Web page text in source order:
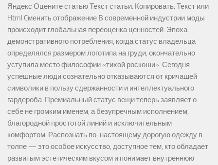
Яндекс Оцените статью Текст статьи: Копировать: Текст или
Html Cменить отображение В современной индустрии моды
происходит глобальная переоценка ценностей. Эпоха
демонстративного потребления, когда статус владельца
определялся размером логотипа на груди, окончательно
уступила место философии «тихой роскоши». Сегодня
успешные люди сознательно отказываются от кричащей
символики в пользу сдержанности и интеллектуального
гардероба. Премиальный статус вещи теперь заявляет о
себе не громким именем, а безупречным исполнением,
благородной простотой линий и исключительным
комфортом. Распознать по-настоящему дорогую одежду в
толпе — это особое искусство, доступное тем, кто обладает
развитым эстетическим вкусом и понимает внутреннюю